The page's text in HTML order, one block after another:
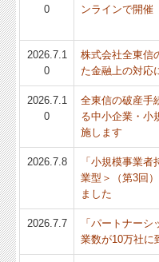
0
ンラインで開催
2026.7.1
0
株式会社全東信
た金融上の対応
2026.7.1
0
全東信の破産手
る中小企業・小
施します
2026.7.8
「小規模事業
業型＞（第3回
ました
2026.7.7
「パートナー
業数が10万社に